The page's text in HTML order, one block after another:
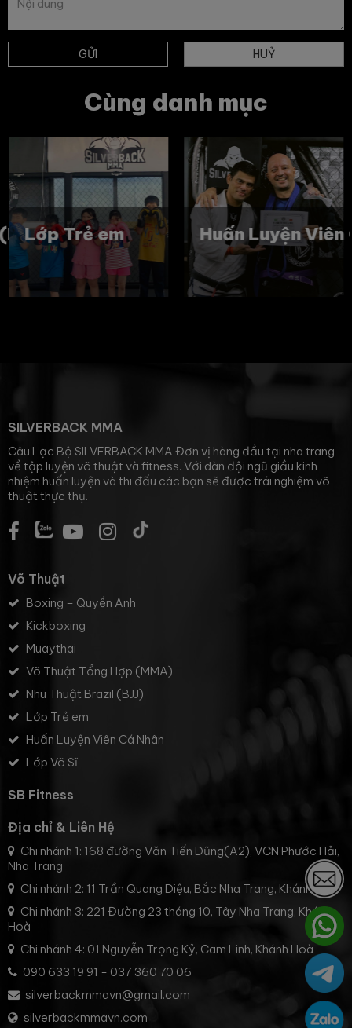
GỬI HUỶ
Cùng danh mục
Lớp Trẻ em Huấn Luyện Viên
SILVERBACK MMA
Câu Lạc Bộ SILVERBACK MMA Đơn vị hàng đầu tại nha trang
về tập luyện võ thuật và fitness. Với dàn đội ngũ giầu kinh
nhiệm huấn luyện và thi đấu các bạn sẽ được trái nghiệm võ
thuật thực thụ.
Võ Thuật
Boxing – Quyền Anh
Kickboxing
Muaythai
Võ Thuật Tổng Hợp (MMA)
Nhu Thuật Brazil (BJJ)
Lớp Trẻ em
Huấn Luyện Viên Cá Nhân
Lớp Võ Sĩ
SB Fitness
Địa chỉ & Liên Hệ
Chi nhánh 1: 168 đường Văn Tiến Dũng(A2), VCN Phước Hải,
Nha Trang
Chi nhánh 2: 11 Trần Quang Diệu, Bắc Nha Trang, Khánh Hoà
Chi nhánh 3: 221 Đường 23 tháng 10, Tây Nha Trang, Khánh
Hoà
Chi nhánh 4: 01 Nguyễn Trọng Kỷ, Cam Linh, Khánh Hoà
090 633 19 91 - 037 360 70 06
silverbackmmavn@gmail.com
silverbackmmavn.com